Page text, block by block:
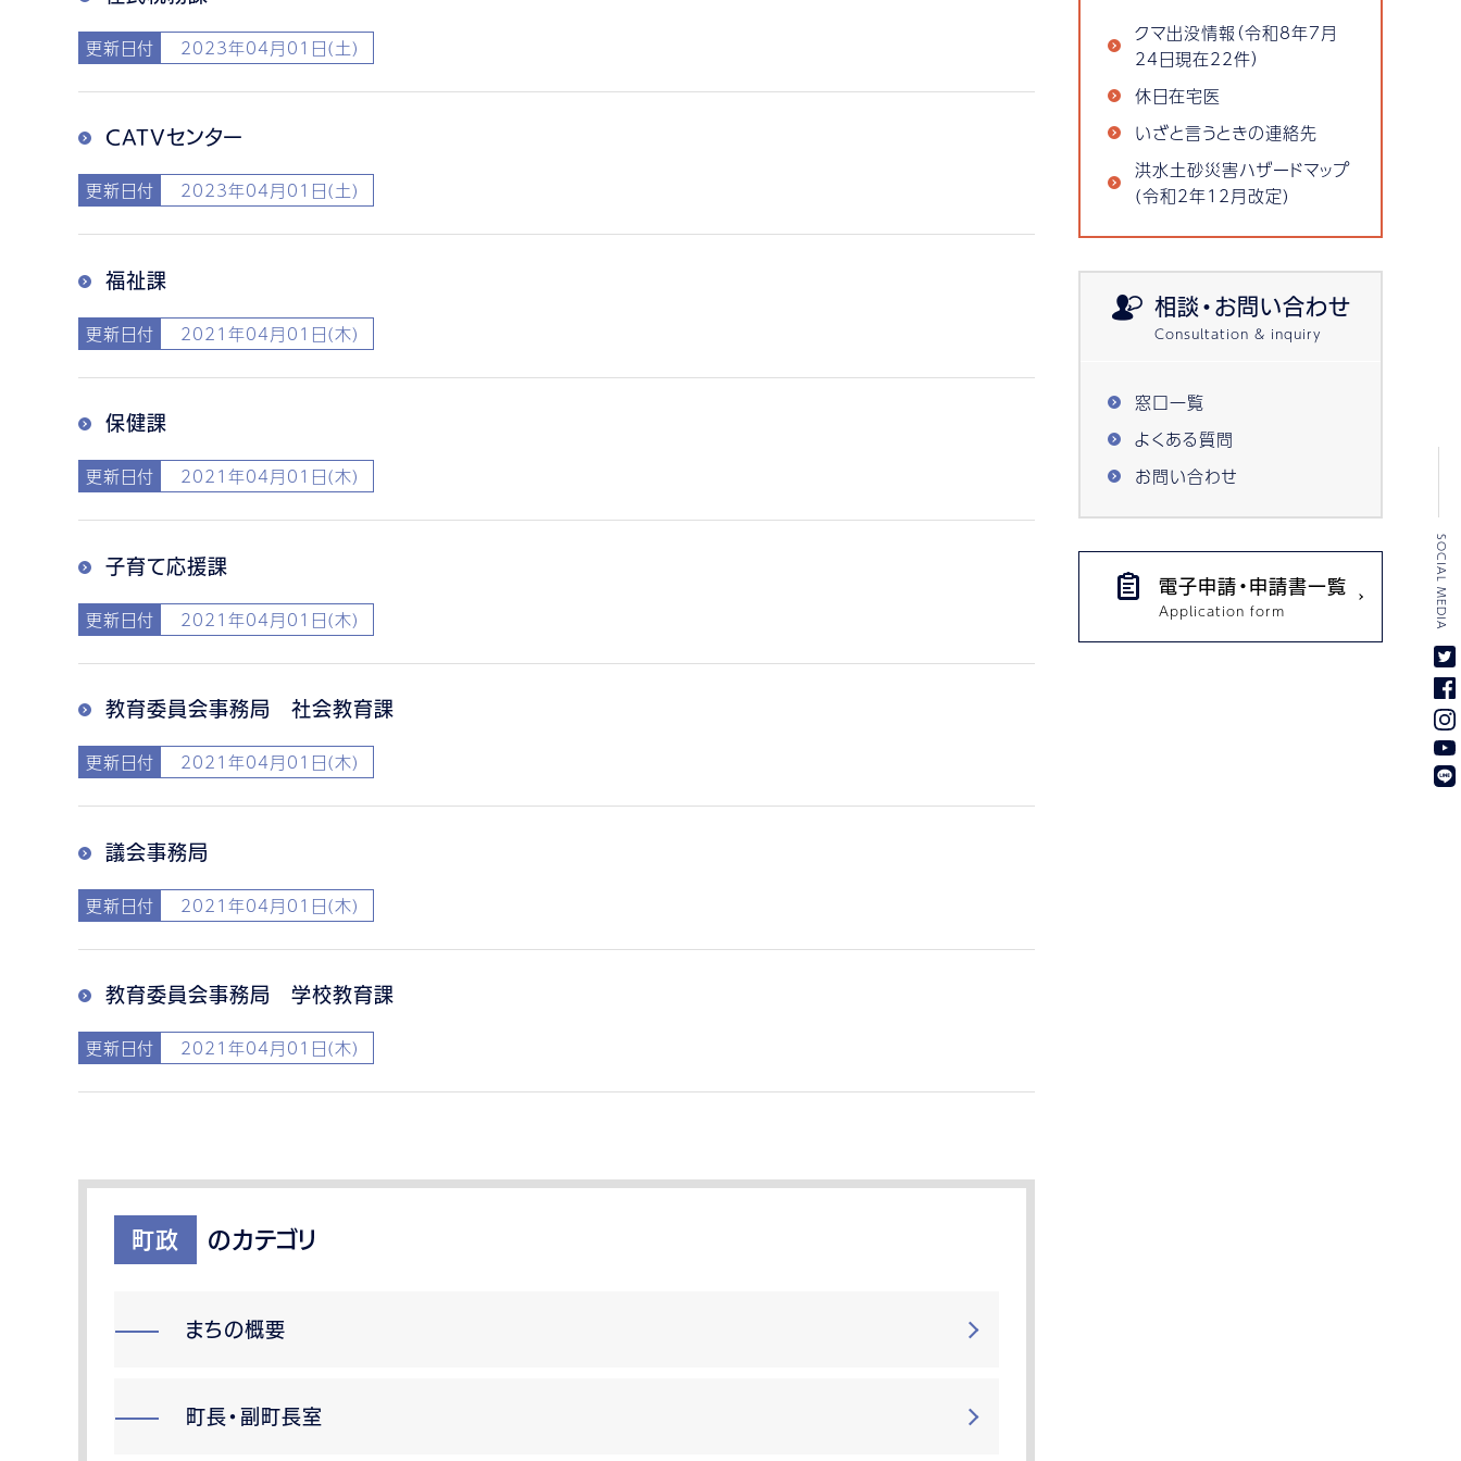
更新日付 2023年04月01日(土)
CATVセンター
更新日付 2023年04月01日(土)
福祉課
更新日付 2021年04月01日(木)
保健課
更新日付 2021年04月01日(木)
子育て応援課
更新日付 2021年04月01日(木)
教育委員会事務局 社会教育課
更新日付 2021年04月01日(木)
議会事務局
更新日付 2021年04月01日(木)
教育委員会事務局 学校教育課
更新日付 2021年04月01日(木)
町政 のカテゴリ
まちの概要
町長・副町長室
クマ出没情報（令和8年7月
24日現在22件）
休日在宅医
いざと言うときの連絡先
洪水土砂災害ハザードマップ
(令和2年12月改定)
相談・お問い合わせ
窓口一覧
よくある質問
お問い合わせ
電子申請・申請書一覧 SOCIAL MEDIA